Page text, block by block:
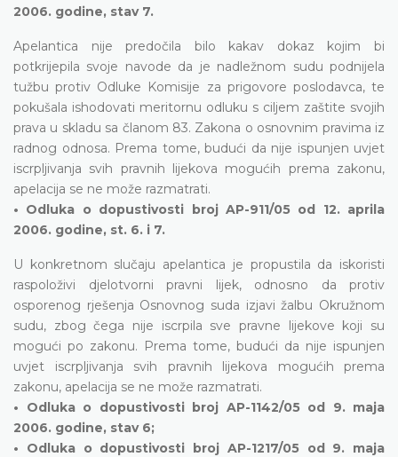
2006. godine, stav 7.
Apelantica nije predočila bilo kakav dokaz kojim bi
potkrijepila svoje navode da je nadležnom sudu podnijela
tužbu protiv Odluke Komisije za prigovore poslodavca, te
pokušala ishodovati meritornu odluku s ciljem zaštite svojih
prava u skladu sa članom 83. Zakona o osnovnim pravima iz
radnog odnosa. Prema tome, budući da nije ispunjen uvjet
iscrpljivanja svih pravnih lijekova mogućih prema zakonu,
apelacija se ne može razmatrati.
• Odluka o dopustivosti broj AP-911/05 od 12. aprila
2006. godine, st. 6. i 7.
U konkretnom slučaju apelantica je propustila da iskoristi
raspoloživi djelotvorni pravni lijek, odnosno da protiv
osporenog rješenja Osnovnog suda izjavi žalbu Okružnom
sudu, zbog čega nije iscrpila sve pravne lijekove koji su
mogući po zakonu. Prema tome, budući da nije ispunjen
uvjet iscrpljivanja svih pravnih lijekova mogućih prema
zakonu, apelacija se ne može razmatrati.
• Odluka o dopustivosti broj AP-1142/05 od 9. maja
2006. godine, stav 6;
• Odluka o dopustivosti broj AP-1217/05 od 9. maja